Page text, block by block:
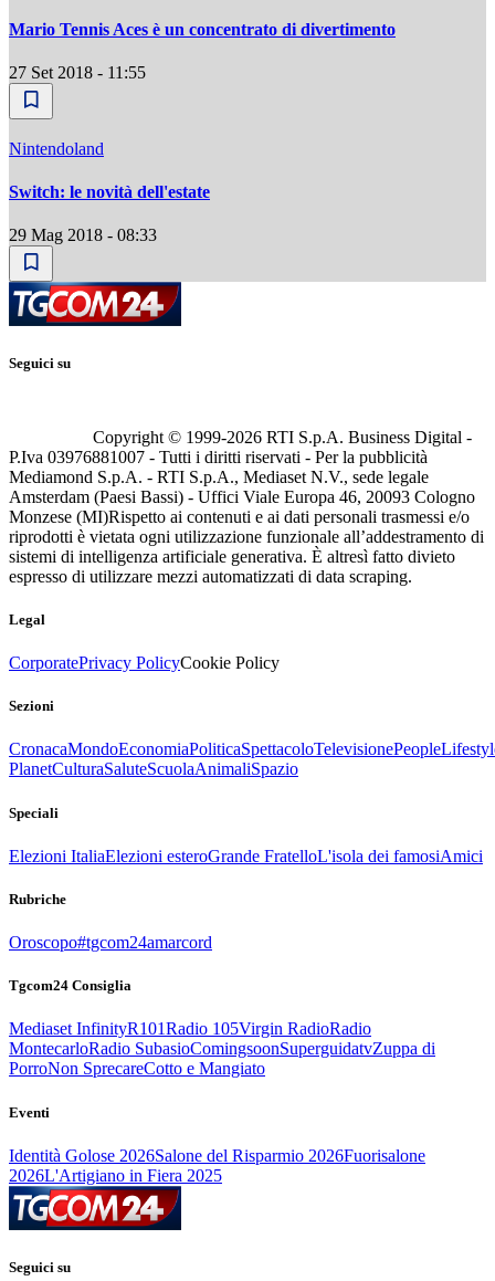
Mario Tennis Aces è un concentrato di divertimento
27 Set 2018 - 11:55
Nintendoland
Switch: le novità dell'estate
29 Mag 2018 - 08:33
Seguici su
Copyright © 1999-2026 RTI S.p.A. Business Digital -
P.Iva 03976881007 - Tutti i diritti riservati - Per la pubblicità
Mediamond S.p.A. - RTI S.p.A., Mediaset N.V., sede legale
Amsterdam (Paesi Bassi) - Uffici Viale Europa 46, 20093 Cologno
Monzese (MI)Rispetto ai contenuti e ai dati personali trasmessi e/o
riprodotti è vietata ogni utilizzazione funzionale all’addestramento di
sistemi di intelligenza artificiale generativa. È altresì fatto divieto
espresso di utilizzare mezzi automatizzati di data scraping.
Legal
CorporatePrivacy PolicyCookie Policy
Sezioni
CronacaMondoEconomiaPoliticaSpettacoloTelevisionePeople
PlanetCulturaSaluteScuolaAnimaliSpazio
Speciali
Elezioni ItaliaElezioni esteroGrande FratelloL'isola dei famosiAmici
Rubriche
Oroscopo#tgcom24amarcord
Tgcom24 Consiglia
Mediaset InfinityR101Radio 105Virgin RadioRadio
MontecarloRadio SubasioComingsoonSuperguidatvZuppa di
PorroNon SprecareCotto e Mangiato
Eventi
Identità Golose 2026Salone del Risparmio 2026Fuorisalone
2026L'Artigiano in Fiera 2025
Seguici su